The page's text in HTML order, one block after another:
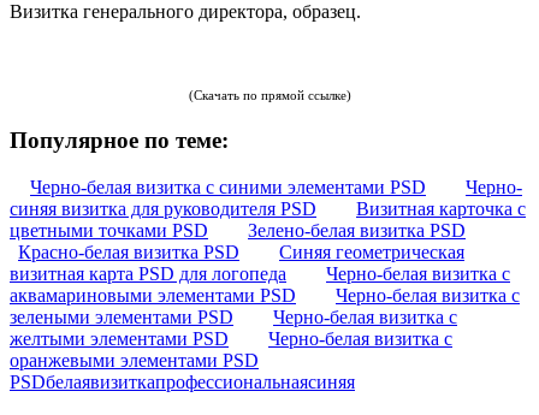
Визитка генерального директора, образец.
(Скачать по прямой ссылке)
Популярное по теме:
Черно-белая визитка с синими элементами PSD
Черно-
синяя визитка для руководителя PSD
Визитная карточка с
цветными точками PSD
Зелено-белая визитка PSD
Красно-белая визитка PSD
Синяя геометрическая
визитная карта PSD для логопеда
Черно-белая визитка с
аквамариновыми элементами PSD
Черно-белая визитка с
зелеными элементами PSD
Черно-белая визитка с
желтыми элементами PSD
Черно-белая визитка с
оранжевыми элементами PSD
PSDбелаявизиткапрофессиональнаясиняя